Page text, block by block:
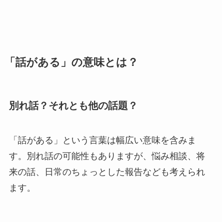
「話がある」の意味とは？
別れ話？それとも他の話題？
「話がある」という言葉は幅広い意味を含みま
す。別れ話の可能性もありますが、悩み相談、将
来の話、日常のちょっとした報告なども考えられ
ます。